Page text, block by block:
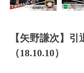
【矢野謙次】
（18.10.10）